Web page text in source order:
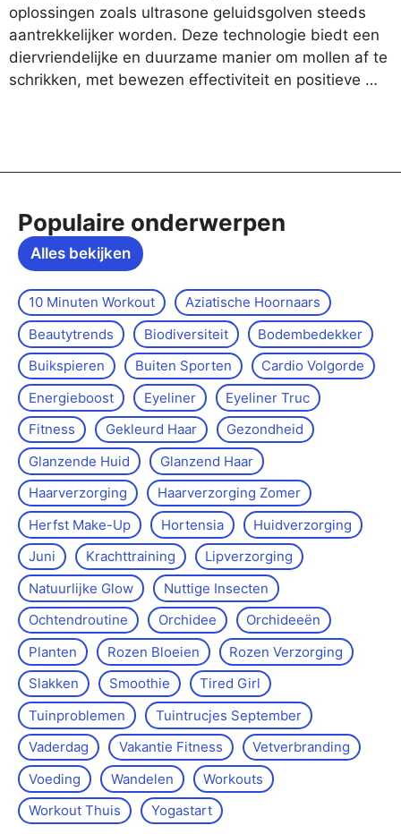
oplossingen zoals ultrasone geluidsgolven steeds
aantrekkelijker worden. Deze technologie biedt een
diervriendelijke en duurzame manier om mollen af te
schrikken, met bewezen effectiviteit en positieve …
Populaire onderwerpen
Alles bekijken
10 Minuten Workout
Aziatische Hoornaars
Beautytrends
Biodiversiteit
Bodembedekker
Buikspieren
Buiten Sporten
Cardio Volgorde
Energieboost
Eyeliner
Eyeliner Truc
Fitness
Gekleurd Haar
Gezondheid
Glanzende Huid
Glanzend Haar
Haarverzorging
Haarverzorging Zomer
Herfst Make-Up
Hortensia
Huidverzorging
Juni
Krachttraining
Lipverzorging
Natuurlijke Glow
Nuttige Insecten
Ochtendroutine
Orchidee
Orchideeën
Planten
Rozen Bloeien
Rozen Verzorging
Slakken
Smoothie
Tired Girl
Tuinproblemen
Tuintrucjes September
Vaderdag
Vakantie Fitness
Vetverbranding
Voeding
Wandelen
Workouts
Workout Thuis
Yoga­start